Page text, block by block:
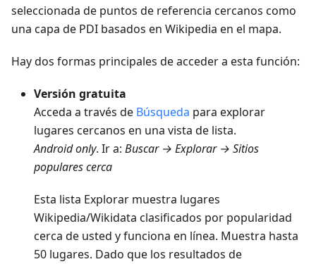
seleccionada de puntos de referencia cercanos como
una capa de PDI basados en Wikipedia en el mapa.
Hay dos formas principales de acceder a esta función:
Versión gratuita
Acceda a través de Búsqueda para explorar
lugares cercanos en una vista de lista.
Androidonly. Ir a: Buscar → Explorar → Sitios
populares cerca
Esta lista Explorar muestra lugares
Wikipedia/Wikidata clasificados por popularidad
cerca de usted y funciona en línea. Muestra hasta
50 lugares. Dado que los resultados de